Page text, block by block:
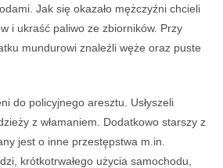
Jak się okazało mężczyźni chcieli
i ukraść paliwo ze zbiorników. Przy
mundurowi znaleźli węże oraz puste
do policyjnego aresztu. Usłyszeli
z włamaniem. Dodatkowo starszy z
jest o inne przestępstwa m.in.
krótkotrwałego użycia samochodu,